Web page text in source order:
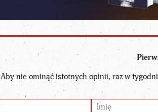
Aby nie ominąć istotnych opinii, raz w